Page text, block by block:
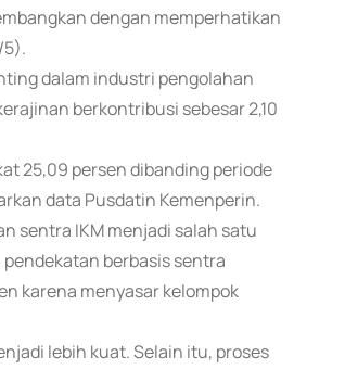
dengan memperhatikan
5).
dalam industri pengolahan
berkontribusi sebesar 2,10
25,09 persen dibanding periode
data Pusdatin Kemenperin.
sentra IKM menjadi salah satu
berbasis sentra
karena menyasar kelompok
lebih kuat. Selain itu, proses